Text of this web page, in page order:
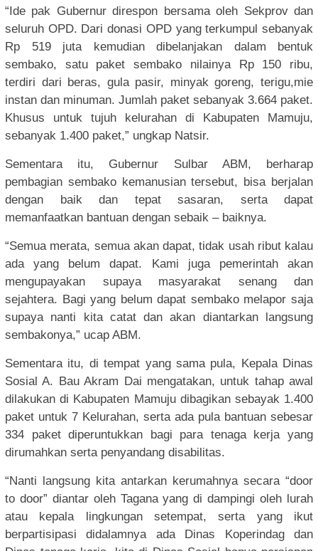
“Ide pak Gubernur direspon bersama oleh Sekprov dan
seluruh OPD. Dari donasi OPD yang terkumpul sebanyak
Rp 519 juta kemudian dibelanjakan dalam bentuk
sembako, satu paket sembako nilainya Rp 150 ribu,
terdiri dari beras, gula pasir, minyak goreng, terigu,mie
instan dan minuman. Jumlah paket sebanyak 3.664 paket.
Khusus untuk tujuh kelurahan di Kabupaten Mamuju,
sebanyak 1.400 paket,” ungkap Natsir.
Sementara itu, Gubernur Sulbar ABM, berharap
pembagian sembako kemanusian tersebut, bisa berjalan
dengan baik dan tepat sasaran, serta dapat
memanfaatkan bantuan dengan sebaik – baiknya.
“Semua merata, semua akan dapat, tidak usah ribut kalau
ada yang belum dapat. Kami juga pemerintah akan
mengupayakan supaya masyarakat senang dan
sejahtera. Bagi yang belum dapat sembako melapor saja
supaya nanti kita catat dan akan diantarkan langsung
sembakonya,” ucap ABM.
Sementara itu, di tempat yang sama pula, Kepala Dinas
Sosial A. Bau Akram Dai mengatakan, untuk tahap awal
dilakukan di Kabupaten Mamuju dibagikan sebayak 1.400
paket untuk 7 Kelurahan, serta ada pula bantuan sebesar
334 paket diperuntukkan bagi para tenaga kerja yang
dirumahkan serta penyandang disabilitas.
“Nanti langsung kita antarkan kerumahnya secara “door
to door” diantar oleh Tagana yang di dampingi oleh lurah
atau kepala lingkungan setempat, serta yang ikut
berpartisipasi didalamnya ada Dinas Koperindag dan